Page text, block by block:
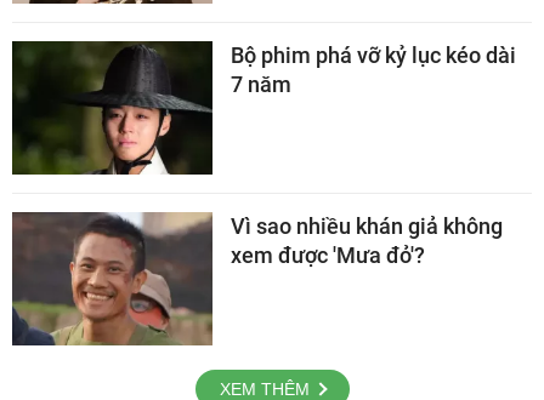
Bộ phim phá vỡ kỷ lục kéo dài
7 năm
Vì sao nhiều khán giả không
xem được 'Mưa đỏ'?
XEM THÊM